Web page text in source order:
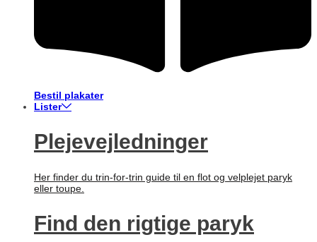
Bestil plakater
Lister
Plejevejledninger
Her finder du trin-for-trin guide til en flot og velplejet paryk
eller toupe.
Find den rigtige paryk